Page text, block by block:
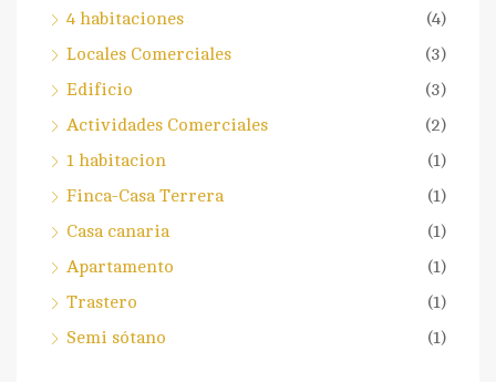
4 habitaciones
(4)
Locales Comerciales
(3)
Edificio
(3)
Actividades Comerciales
(2)
1 habitacion
(1)
Finca-Casa Terrera
(1)
Casa canaria
(1)
Apartamento
(1)
Trastero
(1)
Semi sótano
(1)